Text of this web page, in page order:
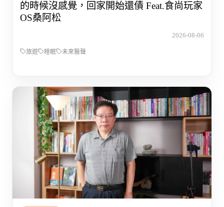
的時候沒感覺，回家開始還債 Feat.食尚玩家
OS桑阿松
2026-08-06
旅遊 睡眠 未來醫聲